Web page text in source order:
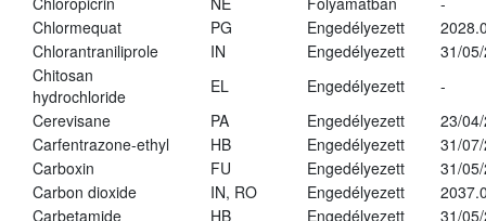
Chlormequat
PG Engedélyezett
Chlorantraniliprole
IN Engedélyezett
31/
Chitosan
hydrochloride
EL Engedélyezett
-
Cerevisane
PA Engedélyezett
23/
Carfentrazone-ethyl
HB Engedélyezett
31/
Carboxin
FU Engedélyezett
31/
Carbon dioxide
IN, RO Engedélyezett
Carbetamide
HB Engedélyezett
31/